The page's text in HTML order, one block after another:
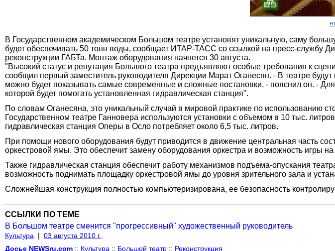
В Государственном академическом Большом театре установят уникальную, саму
будет обеспечивать 50 тонн воды, сообщает ИТАР-ТАСС со ссылкой на пресс-службу
реконструкции ГАБТа. Монтаж оборудования начнется 30 августа.
"Высокий статус и репутация Большого театра предъявляют особые требования к
сообщил первый заместитель руководителя Дирекции Марат Оганесян. - В театре
можно будет показывать самые современные и сложные постановки, - пояснил он. -
которой будет помогать установленная гидравлическая станция".
По словам Оганесяна, это уникальный случай в мировой практике по использованию
Государственном театре Ганновера используются установки с объемом в 10 тыс.
гидравлическая станция Оперы в Осло потребляет около 6,5 тыс. литров.
При помощи нового оборудования будут приводится в движение центральная часть
оркестровой ямы. Это обеспечит замену оборудования оркестра и возможность игры
Также гидравлическая станция обеспечит работу механизмов подъема-опускания
возможность поднимать площадку оркестровой ямы до уровня зрительного зала и
Сложнейшая конструкция полностью компьютеризирована, ее безопасность
ССЫЛКИ ПО ТЕМЕ
В Большом театре сменится "прогрессивный" художественный руководитель
Культура | 03 августа 2010 г.,
Досье NEWSru.com :: Культура :: Большой театр :: Реконструкция